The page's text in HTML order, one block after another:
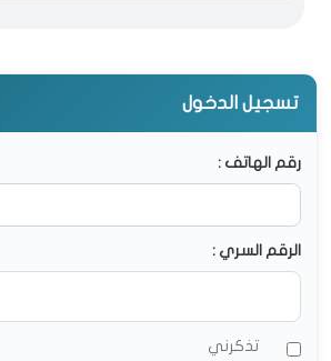
تسجيل الدخول
رقم الهاتف :
الرقم السري :
تذكرني